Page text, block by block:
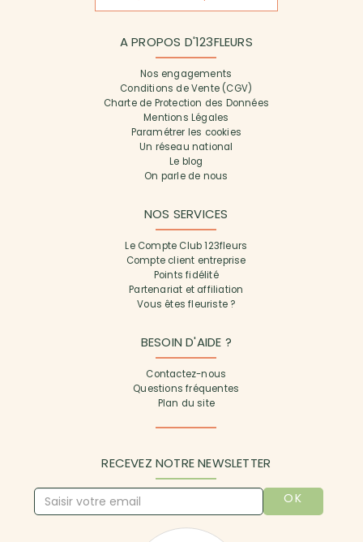
A PROPOS D'123FLEURS
Nos engagements
Conditions de Vente (CGV)
Charte de Protection des Données
Mentions Légales
Paramétrer les cookies
Un réseau national
Le blog
On parle de nous
NOS SERVICES
Le Compte Club 123fleurs
Compte client entreprise
Points fidélité
Partenariat et affiliation
Vous êtes fleuriste ?
BESOIN D'AIDE ?
Contactez-nous
Questions fréquentes
Plan du site
RECEVEZ NOTRE NEWSLETTER
OK